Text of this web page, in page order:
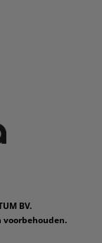
BV.
voorbehouden.